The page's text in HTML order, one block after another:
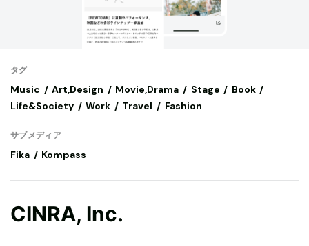
タグ
Music Art,Design Movie,Drama Stage
Book
Life&Society
Work Travel Fashion
サブメディア
Fika Kompass
CINRA, Inc.